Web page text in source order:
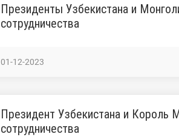
Президенты Узбекистана и
сотрудничества
01-12-2023
Президент Узбекистана и Король
сотрудничества